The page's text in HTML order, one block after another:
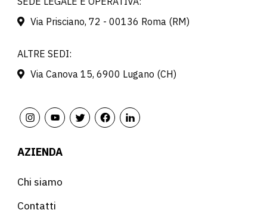
Via Prisciano, 72 - 00136 Roma (RM)
ALTRE SEDI:
Via Canova 15, 6900 Lugano (CH)
AZIENDA
Chi siamo
Contatti